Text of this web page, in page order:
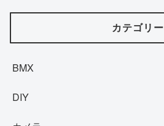
カテゴリー
BMX
DIY